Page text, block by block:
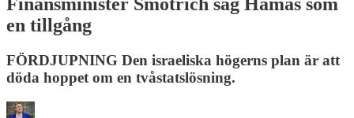
en tillgång
FÖRDJUPNING Den israeliska högerns plan är att
döda hoppet om en tvåstatslösning.